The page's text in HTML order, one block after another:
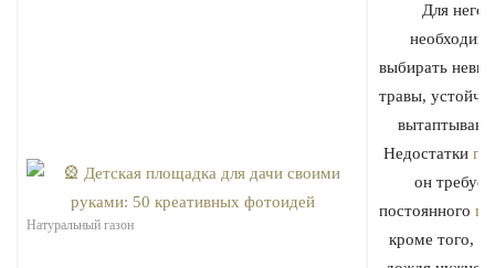
Натуральный газон
Для него
выбирать
травы,
Недостатки
он требует
постоянного
кроме того,